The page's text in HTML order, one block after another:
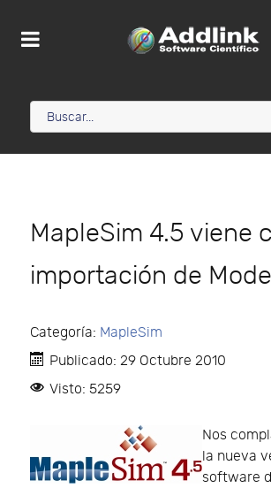
MapleSim 4.5 viene
importación de
Categoría: MapleSim
Publicado: 29 Octubre 2010
Visto: 5259
Nos
la nueva
software